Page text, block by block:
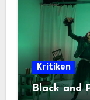
Kritiken
Black and